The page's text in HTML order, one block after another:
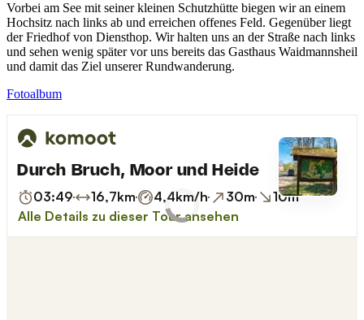
Vorbei am See mit seiner kleinen Schutzhütte biegen wir an einem
Hochsitz nach links ab und erreichen offenes Feld. Gegenüber liegt
der Friedhof von Diensthop. Wir halten uns an der Straße nach links
und sehen wenig später vor uns bereits das Gasthaus Waidmannsheil
und damit das Ziel unserer Rundwanderung.
Fotoalbum